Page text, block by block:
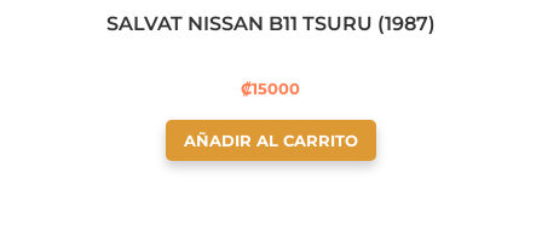
SALVAT NISSAN B11 TSURU (1987)
₡15000
AÑADIR AL CARRITO